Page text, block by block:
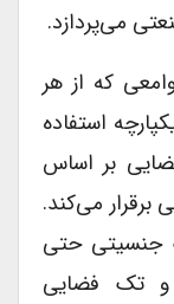
می‌پردازد.
که از هر
استفاده
بر اساس
می‌کند.
حتی
تک فضایی